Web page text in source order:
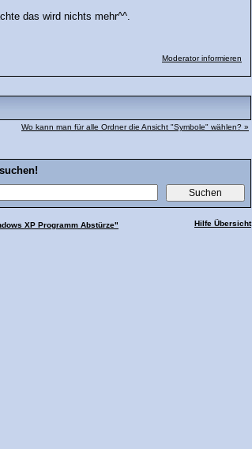
das wird nichts mehr^^.
Moderator informieren
Wo kann man für alle Ordner die Ansicht "Symbole" wählen? »
Hilfe Übersicht
XP Programm Abstürze"